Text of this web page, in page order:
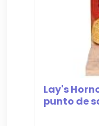
Lay's
punto de